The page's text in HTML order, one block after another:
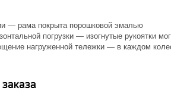
— рама покрыта порошковой эмалью
погрузки — изогнутые рукоятки
нагруженной тележки — в каждом